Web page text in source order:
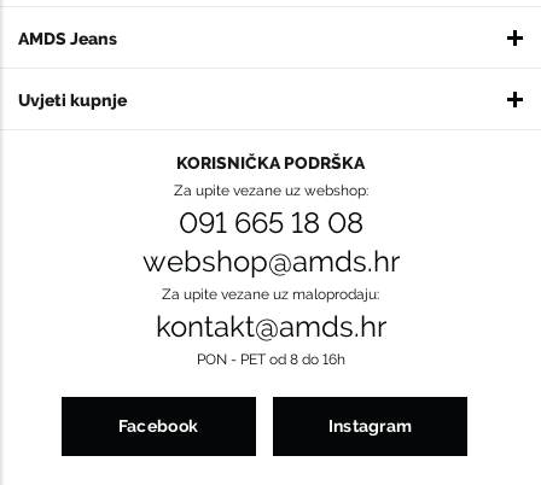
AMDS Jeans
Uvjeti kupnje
KORISNIČKA PODRŠKA
Za upite vezane uz webshop:
091 665 18 08
webshop@amds.hr
Za upite vezane uz maloprodaju:
kontakt@amds.hr
PON - PET od 8 do 16h
Facebook Instagram